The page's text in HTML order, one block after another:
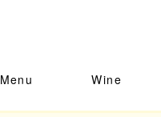
Menu Wine